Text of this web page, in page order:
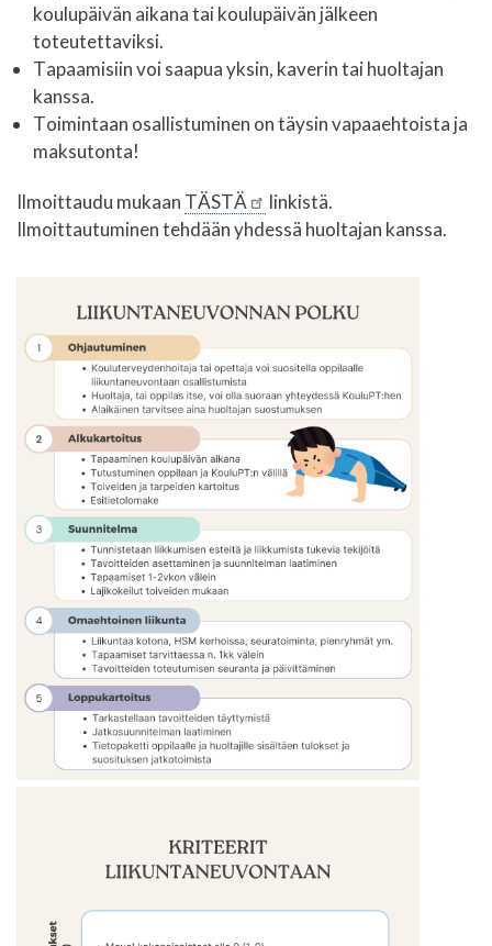
koulupäivän aikana tai koulupäivän jälkeen
toteutettaviksi.
Tapaamisiin voi saapua yksin, kaverin tai huoltajan
kanssa.
Toimintaan osallistuminen on täysin vapaaehtoista ja
maksutonta!
Ilmoittaudu mukaan TÄSTÄ
linkistä.
Ilmoittautuminen tehdään yhdessä huoltajan kanssa.